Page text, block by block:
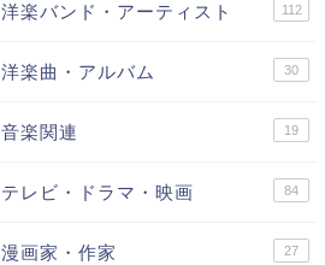
洋楽バンド・アーティスト 112
洋楽曲・アルバム 30
音楽関連 19
テレビ・ドラマ・映画 84
漫画家・作家 27